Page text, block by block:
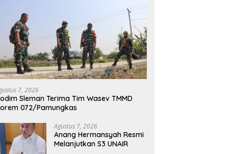
7, 2026
Sleman Terima Tim Wasev TMMD
072/Pamungkas
Agustus 7, 2026
Anang Hermansyah Resmi
Melanjutkan S3 UNAIR